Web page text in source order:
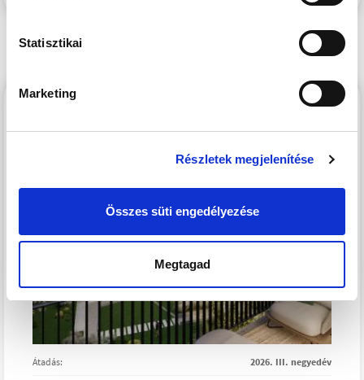
Statisztikai
Marketing
Részletek megjelenítése
Összes süti engedélyezése
Megtagad
WESTSIDE GRAND
Átadás: 2026. III. negyedév